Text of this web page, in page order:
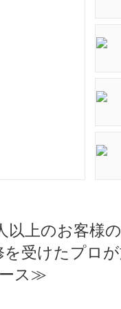
以上のお客様
受けたプロ
ース≫